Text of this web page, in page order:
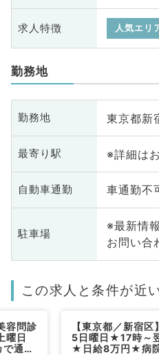
求人特徴 人気エリ
勤務地
勤務地 東京都新
最寄り駅 ※詳細は
自動車通勤 車通勤不
駐車場
※最新情
お問い合
この求人と条件が近
容問診
曜日
通勤
【東京都／新宿
5日曜日★17時～
★日給8万円★病